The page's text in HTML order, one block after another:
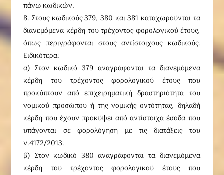
πάνω κωδικών.
8. Στους κωδικούς 379, 380 και 381 καταχωρούνται τα
διανεμόμενα κέρδη του τρέχοντος φορολογικού έτους,
όπως περιγράφονται στους αντίστοιχους κωδικούς.
Ειδικότερα:
α) Στον κωδικό 379 αναγράφονται τα διανεμόμενα
κέρδη του τρέχοντος φορολογικού έτους που
προκύπτουν από επιχειρηματική δραστηριότητα του
νομικού προσώπου ή της νομικής οντότητας, δηλαδή
κέρδη που έχουν προκύψει από αντίστοιχα έσοδα που
υπάγονται σε φορολόγηση με τις διατάξεις του
ν.4172/2013.
β) Στον κωδικό 380 αναγράφονται τα διανεμόμενα
κέρδη του τρέχοντος φορολογικού έτους που